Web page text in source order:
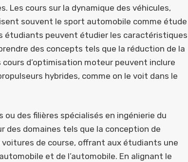
Les cours sur la dynamique des véhicules,
souvent le sport automobile comme étude
étudiants peuvent étudier les caractéristiques
des concepts tels que la réduction de la
cours d’optimisation moteur peuvent inclure
hybrides, comme on le voit dans le
des filières spécialisés en ingénierie du
des domaines tels que la conception de
de course, offrant aux étudiants une
et de l’automobile. En alignant le